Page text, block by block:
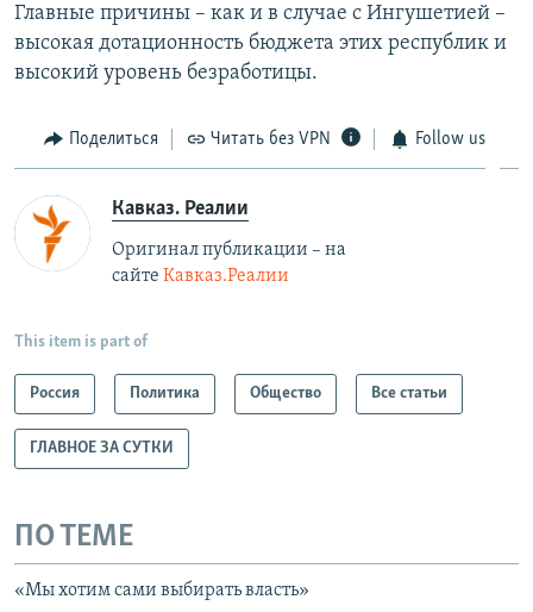
Главные причины – как и в случае с Ингушетией –
высокая дотационность бюджета этих республик и
высокий уровень безработицы.
Поделиться Читать без VPN Follow us
Кавказ. Реалии
Оригинал публикации – на
сайте Кавказ.Реалии
This item is part of
Россия Политика Общество Все статьи
ГЛАВНОЕ ЗА СУТКИ
ПО ТЕМЕ
«Мы хотим сами выбирать власть»